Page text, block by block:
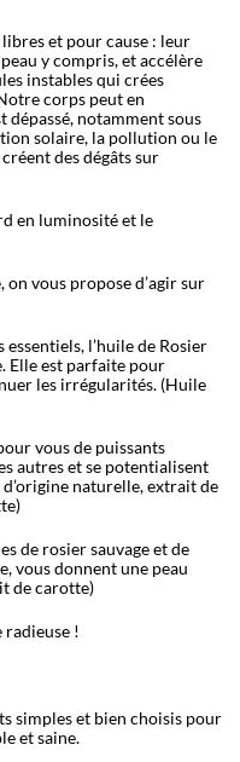
et pour cause : leur
y compris, et accélère
instables qui crées
corps peut en
notamment sous
solaire, la pollution ou le
des dégâts sur
en luminosité et le
vous propose d’agir sur
l’huile de Rosier
Elle est parfaite pour
les irrégularités. (Huile
vous de puissants
autres et se potentialisent
naturelle, extrait de
de rosier sauvage et de
vous donnent une peau
de carotte)
radieuse !
simples et bien choisis pour
et saine.